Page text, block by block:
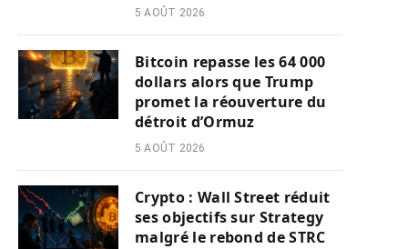
5 AOÛT 2026
Bitcoin repasse les 64 000
dollars alors que Trump
promet la réouverture du
détroit d’Ormuz
5 AOÛT 2026
Crypto : Wall Street réduit
ses objectifs sur Strategy
malgré le rebond de STRC